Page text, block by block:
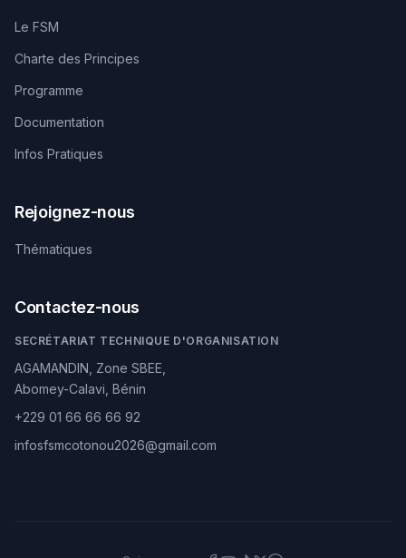
Le FSM
Charte des Principes
Programme
Documentation
Infos Pratiques
Rejoignez-nous
Thématiques
Contactez-nous
SECRÉTARIAT TECHNIQUE D'ORGANISATION
AGAMANDIN, Zone SBEE,
Abomey-Calavi, Bénin
+229 01 66 66 66 92
infosfsmcotonou2026@gmail.com